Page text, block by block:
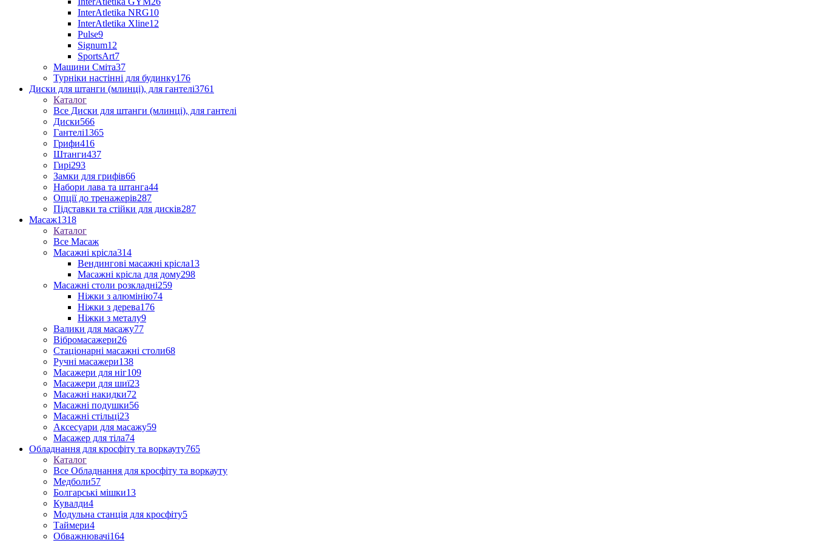
InterAtletika NRG10
InterAtletika Xline12
Pulse9
Signum12
SportsArt7
Машини Сміта37
Турніки настінні для будинку176
Диски для штанги (млинці), для гантелі3761
Каталог
Все Диски для штанги (млинці), для гантелі
Диски566
Гантелі1365
Грифи416
Штанги437
Гирі293
Замки для грифів66
Набори лава та штанга44
Опції до тренажерів287
Підставки та стійки для дисків287
Масаж1318
Каталог
Все Масаж
Масажні крісла314
Вендингові масажні крісла13
Масажні крісла для дому298
Масажні столи розкладні259
Ніжки з алюмінію74
Ніжки з дерева176
Ніжки з металу9
Валики для масажу77
Вібромасажери26
Стаціонарні масажні столи68
Ручні масажери138
Масажери для ніг109
Масажери для шиї23
Масажні накидки72
Масажні подушки56
Масажні стільці23
Аксесуари для масажу59
Масажер для тіла74
Обладнання для кросфіту та воркауту765
Каталог
Все Обладнання для кросфіту та воркауту
Медболи57
Болгарські мішки13
Кувалди4
Модульна станція для кросфіту5
Таймери4
Обважнювачі164